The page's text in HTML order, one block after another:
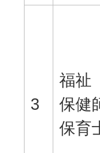
3
福祉
保健
保育